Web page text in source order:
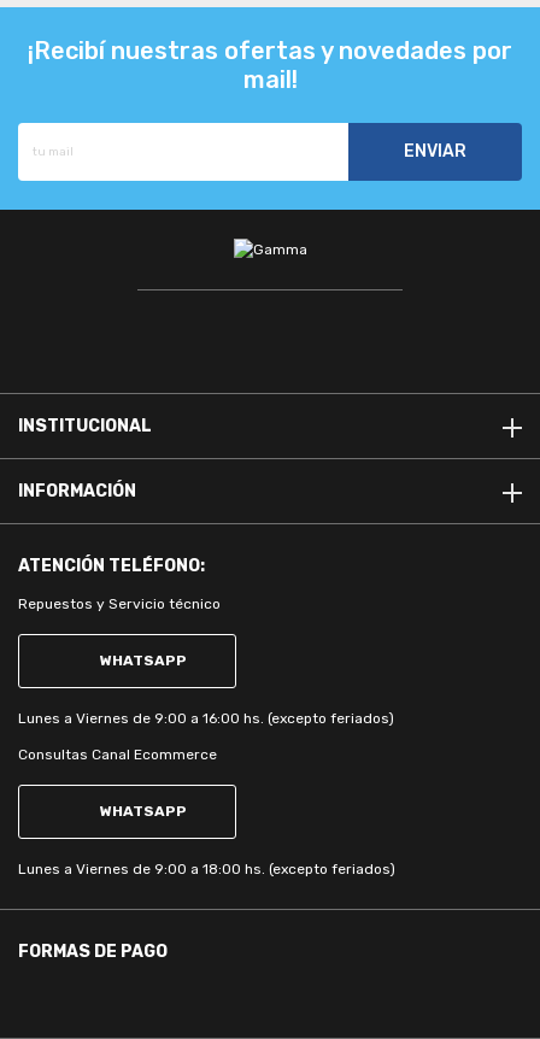
¡Recibí nuestras ofertas y novedades por
mail!
INSTITUCIONAL
INFORMACIÓN
ATENCIÓN TELÉFONO:
Repuestos y Servicio técnico
WHATSAPP
Lunes a Viernes de 9:00 a 16:00 hs. (excepto feriados)
Consultas Canal Ecommerce
WHATSAPP
Lunes a Viernes de 9:00 a 18:00 hs. (excepto feriados)
FORMAS DE PAGO